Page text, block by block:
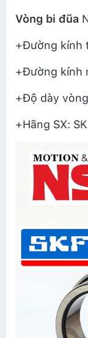
Vòng bi đũa
+Đường kính
+Đường kính
+Độ dày
+Hãng SX: